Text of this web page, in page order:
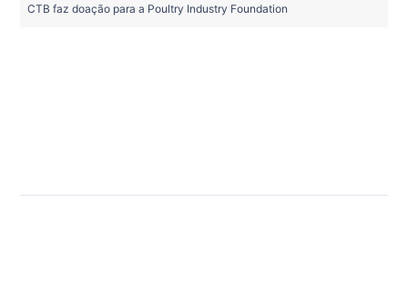
CTB faz doação para a Poultry Industry Foundation